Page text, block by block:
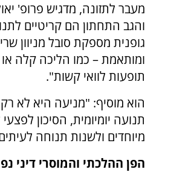
מעבר לתזונה, מדגיש פרופ'
והגב התחתון הם קריטיים
גופנית מספקת סובל מניוון
ומותאמת – כמו הליכה קלה
תופעות לוואי קשות".
הוא מוסיף: "מניעה היא לא
תנועה יומיומית, הסיכון
מיוחדים ולשנות תנוחה
הפן ההלכתי והמוסרי דיני